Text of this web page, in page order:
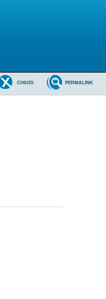
PERMALINK
CHIUDI